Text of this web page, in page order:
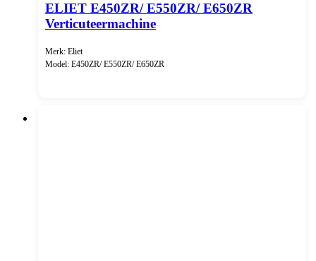
ELIET E450ZR/ E550ZR/ E650ZR
Verticuteermachine
Merk: Eliet
Model: E450ZR/ E550ZR/ E650ZR